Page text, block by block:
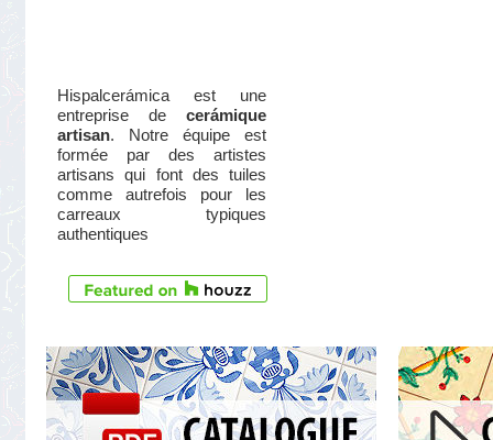
Hispalcerámica est une
entreprise de cerámique
artisan. Notre équipe est
formée par des artistes
artisans qui font des tuiles
comme autrefois pour les
carreaux typiques
authentiques